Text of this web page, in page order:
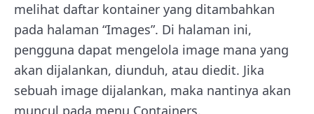
melihat daftar kontainer yang ditambahkan
pada halaman “Images”. Di halaman ini,
pengguna dapat mengelola image mana yang
akan dijalankan, diunduh, atau diedit. Jika
sebuah image dijalankan, maka nantinya akan